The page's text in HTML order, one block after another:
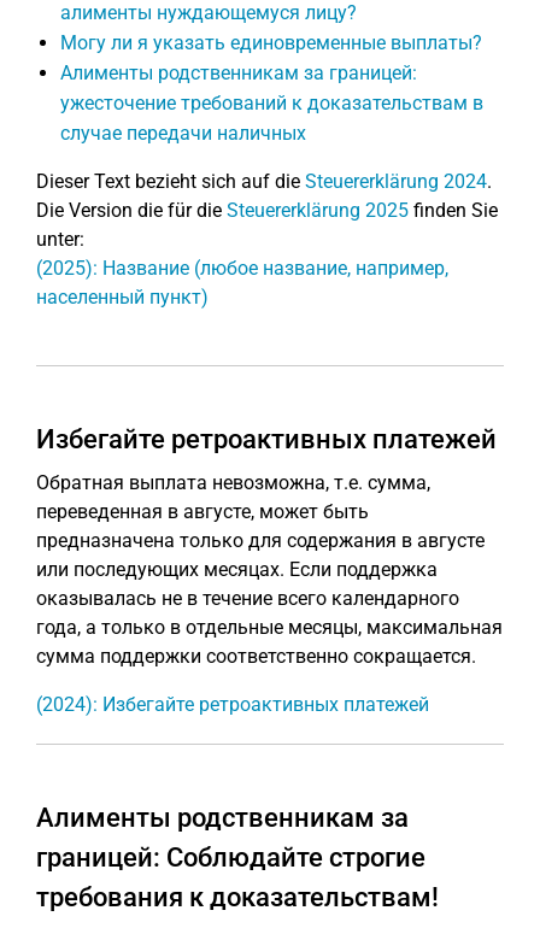
алименты нуждающемуся лицу?
Могу ли я указать единовременные выплаты?
Алименты родственникам за границей:
ужесточение требований к доказательствам в
случае передачи наличных
Dieser Text bezieht sich auf die Steuererklärung 2024.
Die Version die für die Steuererklärung 2025 finden Sie
unter:
(2025): Название (любое название, например,
населенный пункт)
Избегайте ретроактивных платежей
Обратная выплата невозможна, т.е. сумма,
переведенная в августе, может быть
предназначена только для содержания в августе
или последующих месяцах. Если поддержка
оказывалась не в течение всего календарного
года, а только в отдельные месяцы, максимальная
сумма поддержки соответственно сокращается.
(2024): Избегайте ретроактивных платежей
Алименты родственникам за
границей: Соблюдайте строгие
требования к доказательствам!